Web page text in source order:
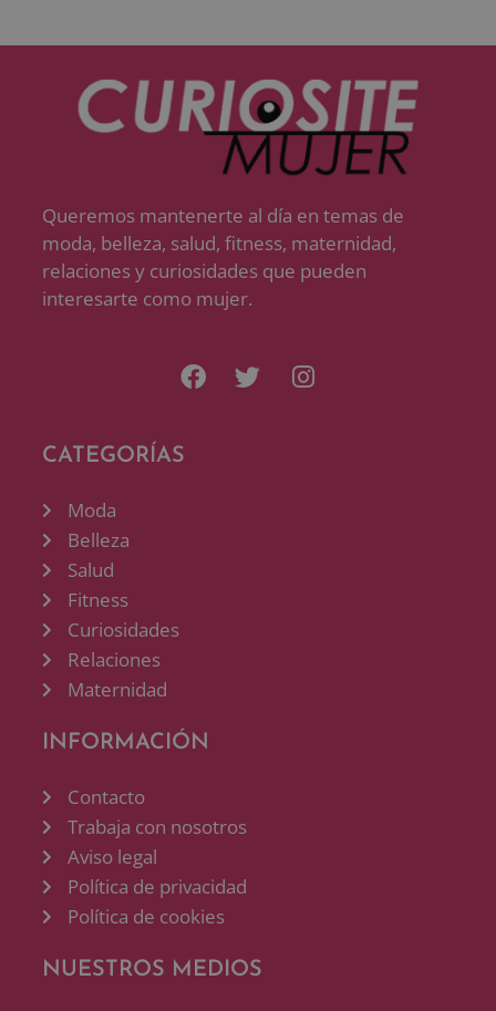
Queremos mantenerte al día en temas de
moda, belleza, salud, fitness, maternidad,
relaciones y curiosidades que pueden
interesarte como mujer.
CATEGORÍAS
Moda
Belleza
Salud
Fitness
Curiosidades
Relaciones
Maternidad
INFORMACIÓN
Contacto
Trabaja con nosotros
Aviso legal
Política de privacidad
Política de cookies
NUESTROS MEDIOS